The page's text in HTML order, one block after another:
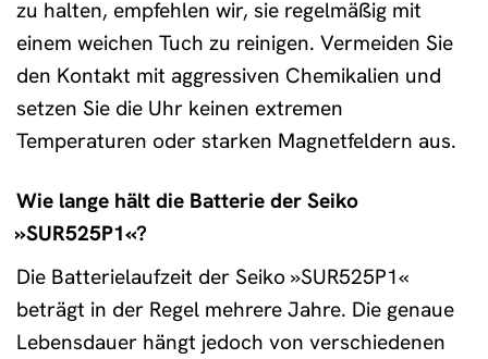
zu halten, empfehlen wir, sie regelmäßig mit
einem weichen Tuch zu reinigen. Vermeiden Sie
den Kontakt mit aggressiven Chemikalien und
setzen Sie die Uhr keinen extremen
Temperaturen oder starken Magnetfeldern aus.
Wie lange hält die Batterie der Seiko
»SUR525P1«?
Die Batterielaufzeit der Seiko »SUR525P1«
beträgt in der Regel mehrere Jahre. Die genaue
Lebensdauer hängt jedoch von verschiedenen